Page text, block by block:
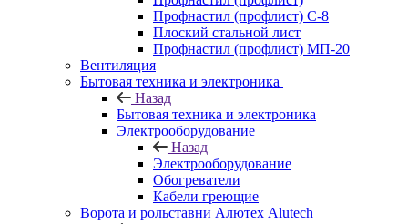
Профнастил (профлист) С-8
Плоский стальной лист
Профнастил (профлист) МП-20
Вентиляция
Бытовая техника и электроника
Назад
Бытовая техника и электроника
Электрооборудование
Назад
Электрооборудование
Обогреватели
Кабели греющие
Ворота и рольставни Алютех Alutech